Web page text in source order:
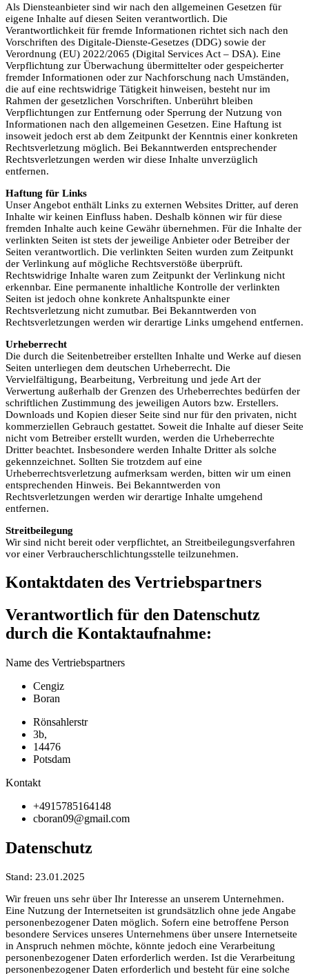
Als Diensteanbieter sind wir nach den allgemeinen Gesetzen für
eigene Inhalte auf diesen Seiten verantwortlich. Die
Verantwortlichkeit für fremde Informationen richtet sich nach den
Vorschriften des Digitale-Dienste-Gesetzes (DDG) sowie der
Verordnung (EU) 2022/2065 (Digital Services Act – DSA). Eine
Verpflichtung zur Überwachung übermittelter oder gespeicherter
fremder Informationen oder zur Nachforschung nach Umständen,
die auf eine rechtswidrige Tätigkeit hinweisen, besteht nur im
Rahmen der gesetzlichen Vorschriften. Unberührt bleiben
Verpflichtungen zur Entfernung oder Sperrung der Nutzung von
Informationen nach den allgemeinen Gesetzen. Eine Haftung ist
insoweit jedoch erst ab dem Zeitpunkt der Kenntnis einer konkreten
Rechtsverletzung möglich. Bei Bekanntwerden entsprechender
Rechtsverletzungen werden wir diese Inhalte unverzüglich
entfernen.
Haftung für Links
Unser Angebot enthält Links zu externen Websites Dritter, auf deren
Inhalte wir keinen Einfluss haben. Deshalb können wir für diese
fremden Inhalte auch keine Gewähr übernehmen. Für die Inhalte der
verlinkten Seiten ist stets der jeweilige Anbieter oder Betreiber der
Seiten verantwortlich. Die verlinkten Seiten wurden zum Zeitpunkt
der Verlinkung auf mögliche Rechtsverstöße überprüft.
Rechtswidrige Inhalte waren zum Zeitpunkt der Verlinkung nicht
erkennbar. Eine permanente inhaltliche Kontrolle der verlinkten
Seiten ist jedoch ohne konkrete Anhaltspunkte einer
Rechtsverletzung nicht zumutbar. Bei Bekanntwerden von
Rechtsverletzungen werden wir derartige Links umgehend entfernen.
Urheberrecht
Die durch die Seitenbetreiber erstellten Inhalte und Werke auf diesen
Seiten unterliegen dem deutschen Urheberrecht. Die
Vervielfältigung, Bearbeitung, Verbreitung und jede Art der
Verwertung außerhalb der Grenzen des Urheberrechtes bedürfen der
schriftlichen Zustimmung des jeweiligen Autors bzw. Erstellers.
Downloads und Kopien dieser Seite sind nur für den privaten, nicht
kommerziellen Gebrauch gestattet. Soweit die Inhalte auf dieser Seite
nicht vom Betreiber erstellt wurden, werden die Urheberrechte
Dritter beachtet. Insbesondere werden Inhalte Dritter als solche
gekennzeichnet. Sollten Sie trotzdem auf eine
Urheberrechtsverletzung aufmerksam werden, bitten wir um einen
entsprechenden Hinweis. Bei Bekanntwerden von
Rechtsverletzungen werden wir derartige Inhalte umgehend
entfernen.
Streitbeilegung
Wir sind nicht bereit oder verpflichtet, an Streitbeilegungsverfahren
vor einer Verbraucherschlichtungsstelle teilzunehmen.
Kontaktdaten des Vertriebspartners
Verantwortlich für den Datenschutz
durch die Kontaktaufnahme:
Name des Vertriebspartners
Cengiz
Boran
Rönsahlerstr
3b,
14476
Potsdam
Kontakt
+4915785164148
cboran09@gmail.com
Datenschutz
Stand: 23.01.2025
Wir freuen uns sehr über Ihr Interesse an unserem Unternehmen.
Eine Nutzung der Internetseiten ist grundsätzlich ohne jede Angabe
personenbezogener Daten möglich. Sofern eine betroffene Person
besondere Services unseres Unternehmens über unsere Internetseite
in Anspruch nehmen möchte, könnte jedoch eine Verarbeitung
personenbezogener Daten erforderlich werden. Ist die Verarbeitung
personenbezogener Daten erforderlich und besteht für eine solche